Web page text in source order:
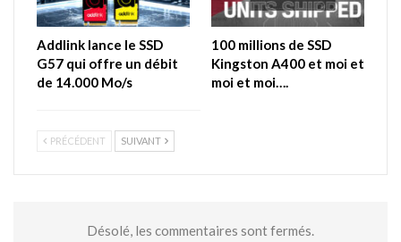
Addlink lance le SSD
G57 qui offre un débit
de 14.000 Mo/s
100 millions de SSD
Kingston A400 et moi et
moi et moi….
PRÉCÉDENT SUIVANT
Désolé, les commentaires sont fermés.